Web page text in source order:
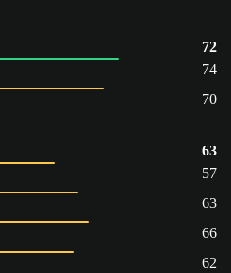
72
74
70
63
57
63
66
62